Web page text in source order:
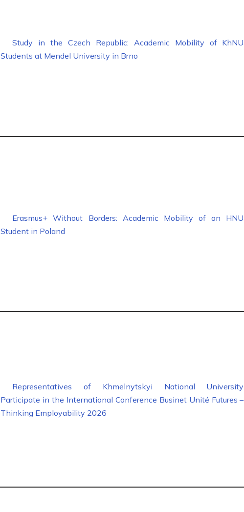
Study in the Czech Republic: Academic Mobility of KhNU
Students at Mendel University in Brno
Erasmus+ Without Borders: Academic Mobility of an HNU
Student in Poland
Representatives of Khmelnytskyi National University
Participate in the International Conference Businet Unité Futures –
Thinking Employability 2026